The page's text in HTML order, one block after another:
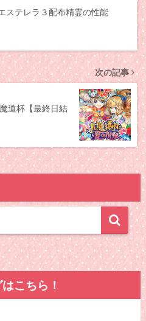
ステレラ３配布精霊の性能
次の記事
道杯【最終日結
こちら！